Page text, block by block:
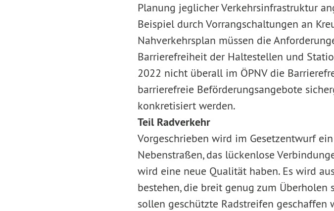
Planung jeglicher Verkehrsinfrastruktur
Beispiel durch Vorrangschaltungen an
Nahverkehrsplan müssen die
Barrierefreiheit der Haltestellen und
2022 nicht überall im ÖPNV die
barrierefreie Beförderungsangebote
konkretisiert werden.
Teil Radverkehr
Vorgeschrieben wird im Gesetzentwurf
Nebenstraßen, das lückenlose
wird eine neue Qualität haben. Es wird
bestehen, die breit genug zum
sollen geschützte Radstreifen geschaffen